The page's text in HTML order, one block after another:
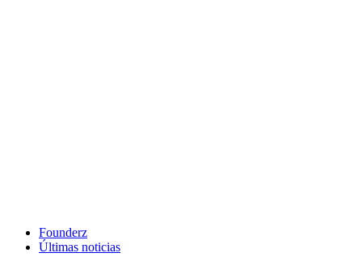
Founderz
Últimas noticias